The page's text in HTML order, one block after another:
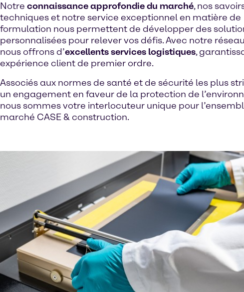
Notre connaissance approfondie du marché, nos
techniques et notre service exceptionnel en matière de
formulation nous permettent de développer des
personnalisées pour relever vos défis. Avec notre
nous offrons d’excellents services logistiques,
expérience client de premier ordre.
Associés aux normes de santé et de sécurité les plus
un engagement en faveur de la protection de
nous sommes votre interlocuteur unique pour
marché CASE & construction.